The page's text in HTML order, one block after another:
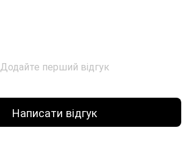
Додайте перший відгук
Написати відгук